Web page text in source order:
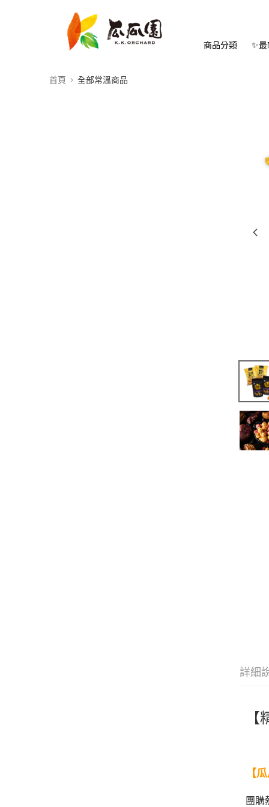
商品分類 ✨
首頁 全部常溫商品
詳細
【
團購